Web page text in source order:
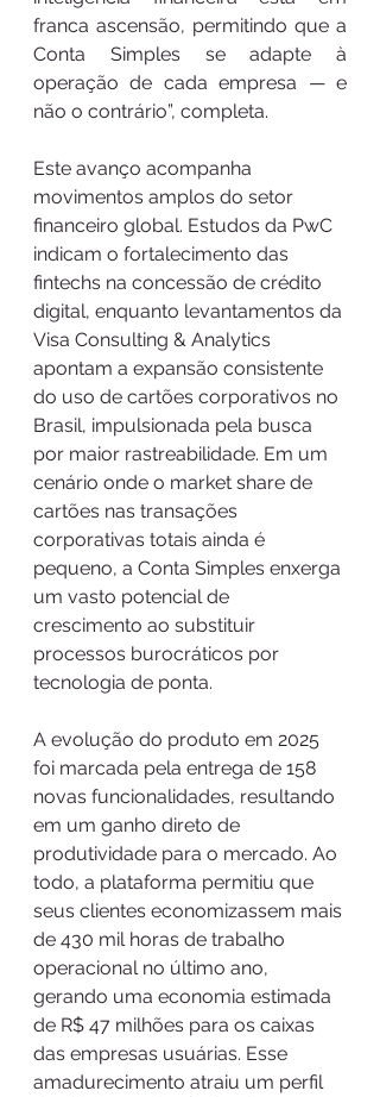
franca ascensão, permitindo que a
Conta Simples se adapte à
operação de cada empresa — e
não o contrário”, completa.
Este avanço acompanha
movimentos amplos do setor
financeiro global. Estudos da PwC
indicam o fortalecimento das
fintechs na concessão de crédito
digital, enquanto levantamentos da
Visa Consulting & Analytics
apontam a expansão consistente
do uso de cartões corporativos no
Brasil, impulsionada pela busca
por maior rastreabilidade. Em um
cenário onde o market share de
cartões nas transações
corporativas totais ainda é
pequeno, a Conta Simples enxerga
um vasto potencial de
crescimento ao substituir
processos burocráticos por
tecnologia de ponta.
A evolução do produto em 2025
foi marcada pela entrega de 158
novas funcionalidades, resultando
em um ganho direto de
produtividade para o mercado. Ao
todo, a plataforma permitiu que
seus clientes economizassem mais
de 430 mil horas de trabalho
operacional no último ano,
gerando uma economia estimada
de R$ 47 milhões para os caixas
das empresas usuárias. Esse
amadurecimento atraiu um perfil